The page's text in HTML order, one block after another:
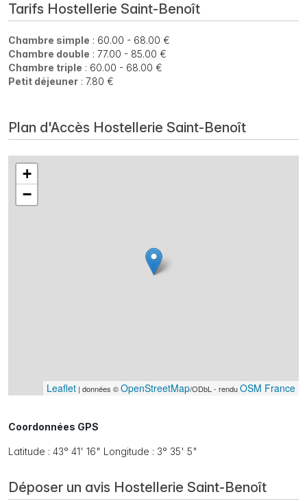
Tarifs Hostellerie Saint-Benoît
Chambre simple : 60.00 - 68.00 €
Chambre double : 77.00 - 85.00 €
Chambre triple : 60.00 - 68.00 €
Petit déjeuner : 7.80 €
Plan d'Accès Hostellerie Saint-Benoît
+
−
Leaflet | données ©OpenStreetMap/ODbL - renduOSM France
Coordonnées GPS
Latitude : 43° 41' 16" Longitude : 3° 35' 5"
Déposer un avis Hostellerie Saint-Benoît